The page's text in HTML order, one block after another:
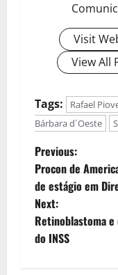
Visit
View All
Tags: Rafael
Bárbara d´Oeste
Previous:
Procon de
de estágio em
Next:
Retinoblastoma
do INSS